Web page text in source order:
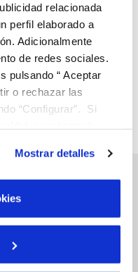
relacionada
perfil elaborado a
Adicionalmente
de redes sociales.
pulsando “ Aceptar
o rechazar las
“Configurar”. Si
web funcione y que
Puedes consultar
de Cookies
Mostrar detalles
Página 44 de 112